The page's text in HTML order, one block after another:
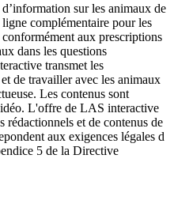
sur les animaux de
complémentaire pour les
aux prescriptions
dans les questions
transmet les
de travailler avec les animaux
Les contenus sont
L'offre de LAS interactive
rédactionnels et de contenus de
aux exigences légales d
5 de la Directive